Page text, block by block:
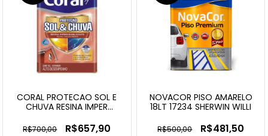
CORAL PROTECAO SOL E
CHUVA RESINA IMPER
R$700,00 R$657,90
NOVACOR PISO AMARELO
18LT 17234 SHERWIN WILLI
R$500,00 R$481,50